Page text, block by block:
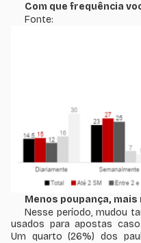
Com que frequência
Fonte:
Menos poupança, mais
Nesse período, mudou
usados para apostas
Um quarto (26%) dos